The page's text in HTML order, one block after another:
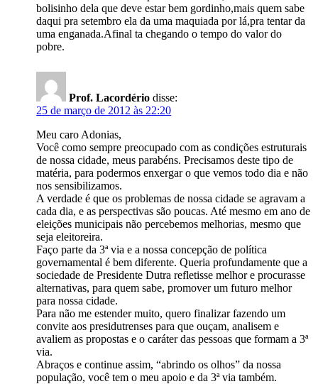
bolisinho dela que deve estar bem gordinho,mais quem sabe
daqui pra setembro ela da uma maquiada por lá,pra tentar da
uma enganada.Afinal ta chegando o tempo do valor do
pobre.
Prof. Lacordério disse:
25 de março de 2012 às 22:20
Meu caro Adonias,
Você como sempre preocupado com as condições estruturais
de nossa cidade, meus parabéns. Precisamos deste tipo de
matéria, para podermos enxergar o que vemos todo dia e não
nos sensibilizamos.
A verdade é que os problemas de nossa cidade se agravam a
cada dia, e as perspectivas são poucas. Até mesmo em ano de
eleições municipais não percebemos melhorias, mesmo que
seja eleitoreira.
Faço parte da 3ª via e a nossa concepção de política
governamental é bem diferente. Queria profundamente que a
sociedade de Presidente Dutra refletisse melhor e procurasse
alternativas, para quem sabe, promover um futuro melhor
para nossa cidade.
Para não me estender muito, quero finalizar fazendo um
convite aos presidutrenses para que ouçam, analisem e
avaliem as propostas e o caráter das pessoas que formam a 3ª
via.
Abraços e continue assim, “abrindo os olhos” da nossa
população, você tem o meu apoio e da 3ª via também.